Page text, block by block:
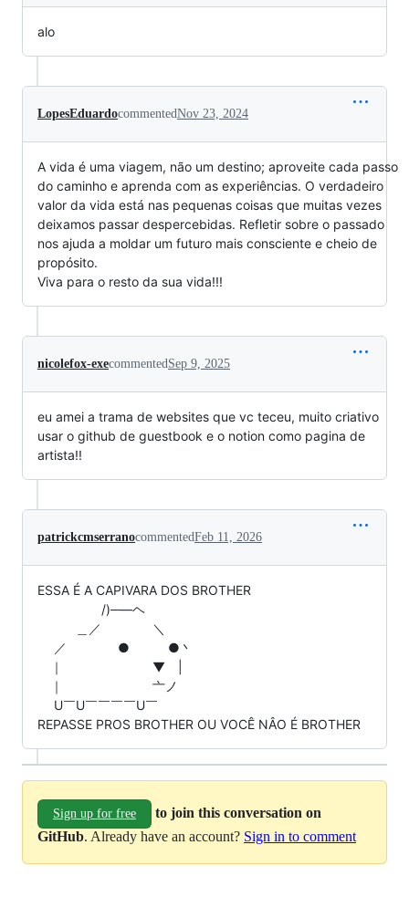
alo
LopesEduardocommentedNov 23, 2024
A vida é uma viagem, não um destino; aproveite cada passo
do caminho e aprenda com as experiências. O verdadeiro
valor da vida está nas pequenas coisas que muitas vezes
deixamos passar despercebidas. Refletir sobre o passado
nos ajuda a moldar um futuro mais consciente e cheio de
propósito.
Viva para o resto da sua vida!!!
nicolefox-execommentedSep 9, 2025
eu amei a trama de websites que vc teceu, muito criativo
usar o github de guestbook e o notion como pagina de
artista!!
patrickcmserranocommentedFeb 11, 2026
ESSA É A CAPIVARA DOS BROTHER
/)─―ヘ
＿／ ＼
／ ● ●丶
｜ ▼ |
｜ 亠ノ
U￣U￣￣￣￣U￣
REPASSE PROS BROTHER OU VOCÊ NÂO É BROTHER
Sign up for free
to join this conversation on
GitHub. Already have an account? Sign in to comment